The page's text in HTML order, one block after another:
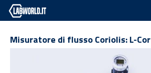
Misuratore di flusso Coriolis: L-Cor